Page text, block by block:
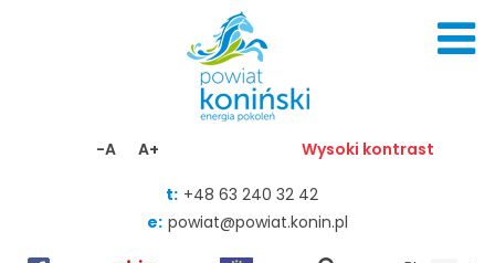
-A A+ Wysoki kontrast
t: +48 63 240 32 42
e: powiat@powiat.konin.pl